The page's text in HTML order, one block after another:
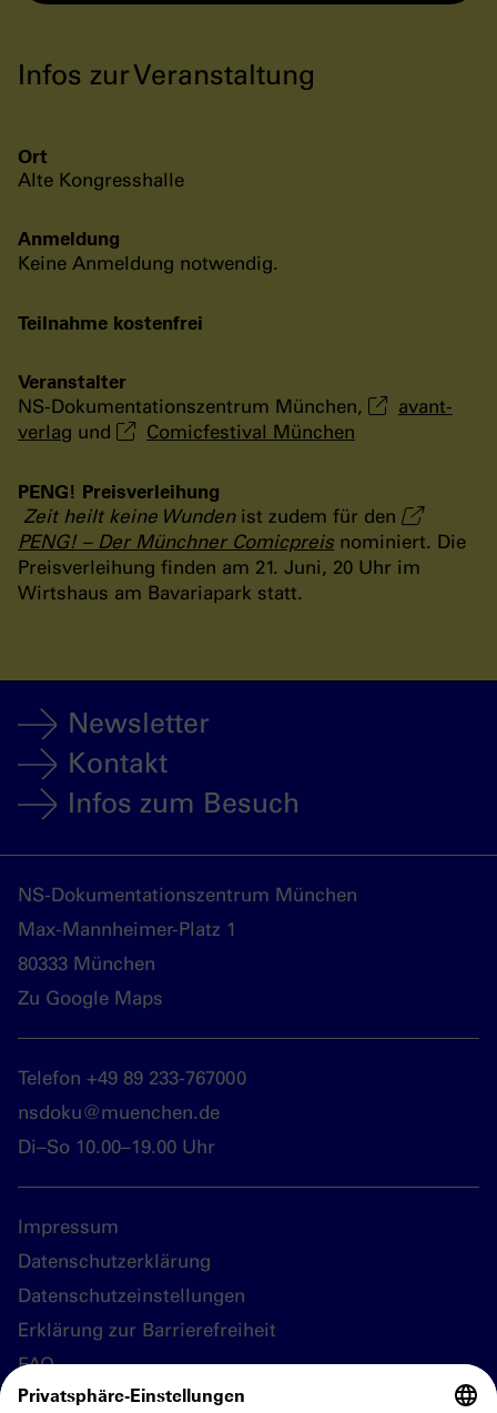
Infos zur Veranstaltung
Ort
Alte Kongresshalle
Anmeldung
Keine Anmeldung notwendig.
Teilnahme kostenfrei
Veranstalter
NS-Dokumentationszentrum München,
avant-
verlag und Comicfestival München
PENG! Preisverleihung
Zeit heilt keine Wundenist zudem für den
PENG! – Der Münchner Comicpreis nominiert. Die
Preisverleihung finden am 21. Juni, 20 Uhr im
Wirtshaus am Bavariapark statt.
Newsletter
Kontakt
Infos zum Besuch
NS-Dokumentationszentrum München
Max-Mannheimer-Platz 1
80333 München
Zu Google Maps
Telefon +49 89 233-767000
nsdoku@muenchen.de
Di–So 10.00–19.00 Uhr
Impressum
Datenschutzerklärung
Datenschutzeinstellungen
Erklärung zur Barrierefreiheit
FAQ